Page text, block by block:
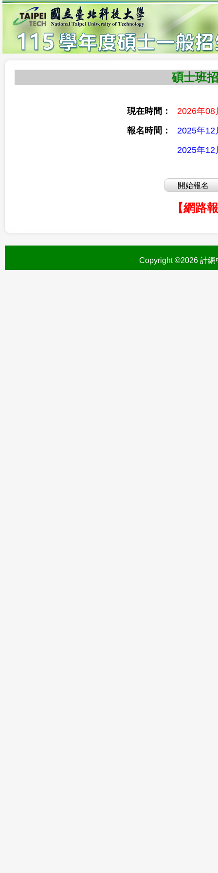
碩士班
現在時間：
2026年08
報名時間：
2025年
2025年
【網路
Copyright ©2026 計網